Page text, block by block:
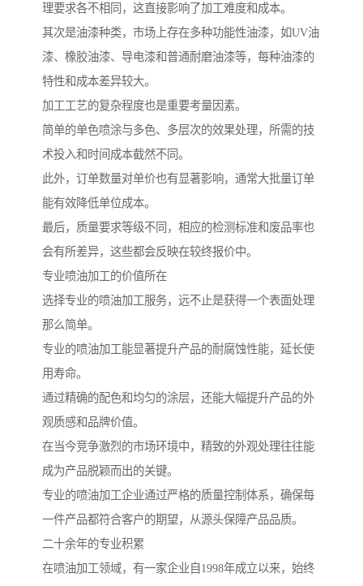
理要求各不相同，这直接影响了加工难度和成本。
其次是油漆种类，市场上存在多种功能性油漆，如UV油
漆、橡胶油漆、导电漆和普通耐磨油漆等，每种油漆的
特性和成本差异较大。
加工工艺的复杂程度也是重要考量因素。
简单的单色喷涂与多色、多层次的效果处理，所需的技
术投入和时间成本截然不同。
此外，订单数量对单价也有显著影响，通常大批量订单
能有效降低单位成本。
最后，质量要求等级不同，相应的检测标准和废品率也
会有所差异，这些都会反映在较终报价中。
专业喷油加工的价值所在
选择专业的喷油加工服务，远不止是获得一个表面处理
那么简单。
专业的喷油加工能显著提升产品的耐腐蚀性能，延长使
用寿命。
通过精确的配色和均匀的涂层，还能大幅提升产品的外
观质感和品牌价值。
在当今竞争激烈的市场环境中，精致的外观处理往往能
成为产品脱颖而出的关键。
专业的喷油加工企业通过严格的质量控制体系，确保每
一件产品都符合客户的期望，从源头保障产品品质。
二十余年的专业积累
在喷油加工领域，有一家企业自1998年成立以来，始终